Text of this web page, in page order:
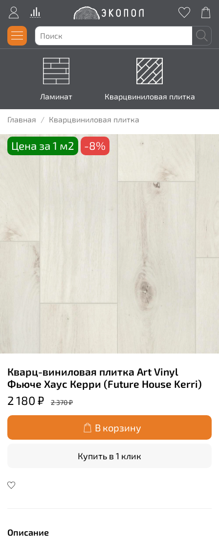
Ламинат Кварцвиниловая плитка
Главная Кварцвиниловая плитка
Цена за 1 м2 -8%
Кварц-виниловая плитка Art Vinyl
Фьюче Хаус Керри (Future House Kerri)
2 180 ₽ 2 370 ₽
В корзину
Купить в 1 клик
Описание